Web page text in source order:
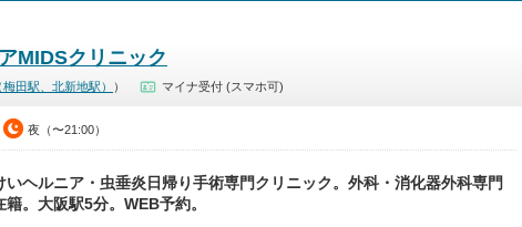
MIDSクリニック
田駅、北新地駅） ） マイナ受付 (スマホ可)
夜（〜21:00）
いヘルニア・虫垂炎日帰り手術専門クリニック。外科・消化器外科専門
籍。大阪駅5分。WEB予約。